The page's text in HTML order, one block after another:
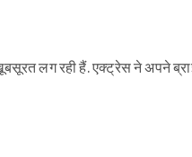
लग रही हैं. एक्ट्रेस ने अपने